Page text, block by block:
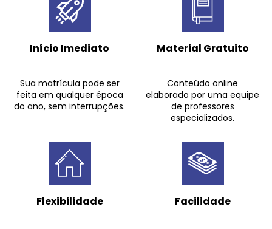
Início Imediato
Sua matrícula pode ser
feita em qualquer época
do ano, sem interrupções.
Material Gratuito
Conteúdo online
elaborado por uma equipe
de professores
especializados.
Flexibilidade Facilidade